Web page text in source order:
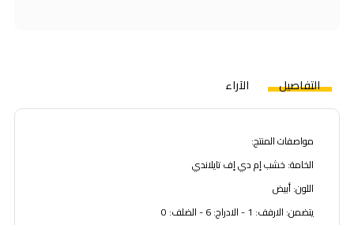
التفاصيل الآراء
مواصفات المنتج:
الخامة: خشب إم دي إف تايلاندي
اللون: أبيض
يتضمن: الارفف: 1 - الادراج: 6 - الضلف: 0